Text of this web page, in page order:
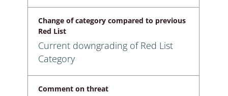
Change of category compared to previous
Red List
Current downgrading of Red List
Category
Comment on threat